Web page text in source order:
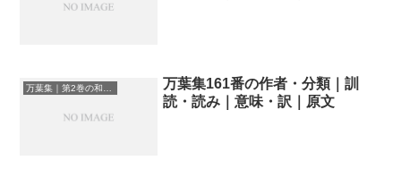
万葉集161番の作者・分類｜訓
読・読み｜意味・訳｜原文